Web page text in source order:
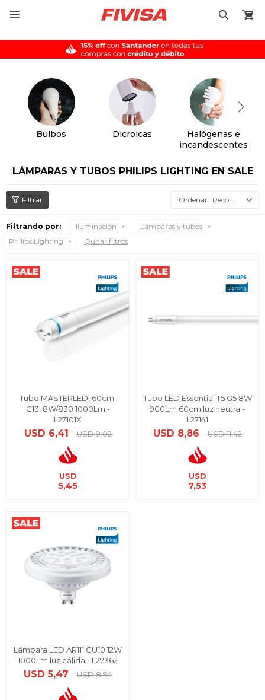

Bulbos Dicroicas
Halógenas e
incandescentes
LÁMPARAS Y TUBOS PHILIPS LIGHTING EN SALE
Recomendados
Filtrando por: Iluminación
Lámparas y tubos
Philips Lighting
Quitar filtros
Tubo MASTERLED, 60cm,
G13, 8W/830 1000Lm -
L27101X
USD 6,41 USD 9,02
USD
5,45
Tubo LED Essential T5 G5 8W
900Lm 60cm luz neutra -
L27141
USD 8,86 USD 11,42
USD
7,53
Lámpara LED AR111 GU10 12W
1000Lm luz cálida - L27362
USD 5,47 USD 8,94